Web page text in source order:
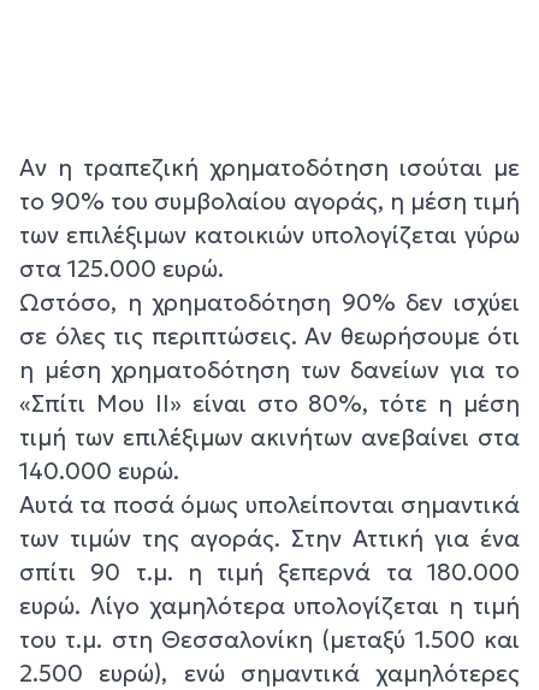
Αν η τραπεζική χρηματοδότηση ισούται με
το 90% του συμβολαίου αγοράς, η μέση τιμή
των επιλέξιμων κατοικιών υπολογίζεται γύρω
στα 125.000 ευρώ.
Ωστόσο, η χρηματοδότηση 90% δεν ισχύει
σε όλες τις περιπτώσεις. Αν θεωρήσουμε ότι
η μέση χρηματοδότηση των δανείων για το
«Σπίτι Μου ΙΙ» είναι στο 80%, τότε η μέση
τιμή των επιλέξιμων ακινήτων ανεβαίνει στα
140.000 ευρώ.
Αυτά τα ποσά όμως υπολείπονται σημαντικά
των τιμών της αγοράς. Στην Αττική για ένα
σπίτι 90 τ.μ. η τιμή ξεπερνά τα 180.000
ευρώ. Λίγο χαμηλότερα υπολογίζεται η τιμή
του τ.μ. στη Θεσσαλονίκη (μεταξύ 1.500 και
2.500 ευρώ), ενώ σημαντικά χαμηλότερες